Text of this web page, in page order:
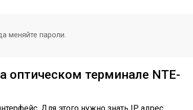
меняйте пароли.
оптическом терминале NTE-